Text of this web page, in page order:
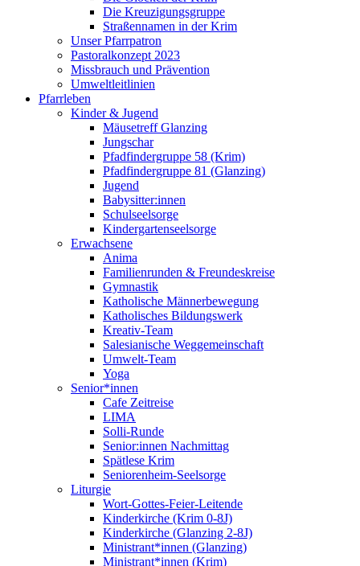
Die Kreuzigungsgruppe
Straßennamen in der Krim
Unser Pfarrpatron
Pastoralkonzept 2023
Missbrauch und Prävention
Umweltleitlinien
Pfarrleben
Kinder & Jugend
Mäusetreff Glanzing
Jungschar
Pfadfindergruppe 58 (Krim)
Pfadfindergruppe 81 (Glanzing)
Jugend
Babysitter:innen
Schulseelsorge
Kindergartenseelsorge
Erwachsene
Anima
Familienrunden & Freundeskreise
Gymnastik
Katholische Männerbewegung
Katholisches Bildungswerk
Kreativ-Team
Salesianische Weggemeinschaft
Umwelt-Team
Yoga
Senior*innen
Cafe Zeitreise
LIMA
Solli-Runde
Senior:innen Nachmittag
Spätlese Krim
Seniorenheim-Seelsorge
Liturgie
Wort-Gottes-Feier-Leitende
Kinderkirche (Krim 0-8J)
Kinderkirche (Glanzing 2-8J)
Ministrant*innen (Glanzing)
Ministrant*innen (Krim)